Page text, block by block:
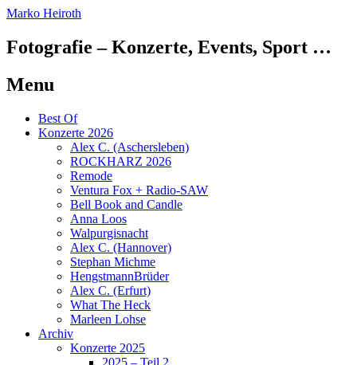
Marko Heiroth
Fotografie – Konzerte, Events, Sport …
Menu
Skip
Best Of
Konzerte 2026
Alex C. (Aschersleben)
ROCKHARZ 2026
Remode
Ventura Fox + Radio-SAW
Bell Book and Candle
Anna Loos
Walpurgisnacht
Alex C. (Hannover)
Stephan Michme
HengstmannBrüder
Alex C. (Erfurt)
What The Heck
Marleen Lohse
Archiv
Konzerte 2025
2025 – Teil 2